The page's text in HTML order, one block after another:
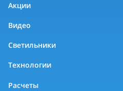
Акции
Видео
Светильники
Технологии
Расчеты